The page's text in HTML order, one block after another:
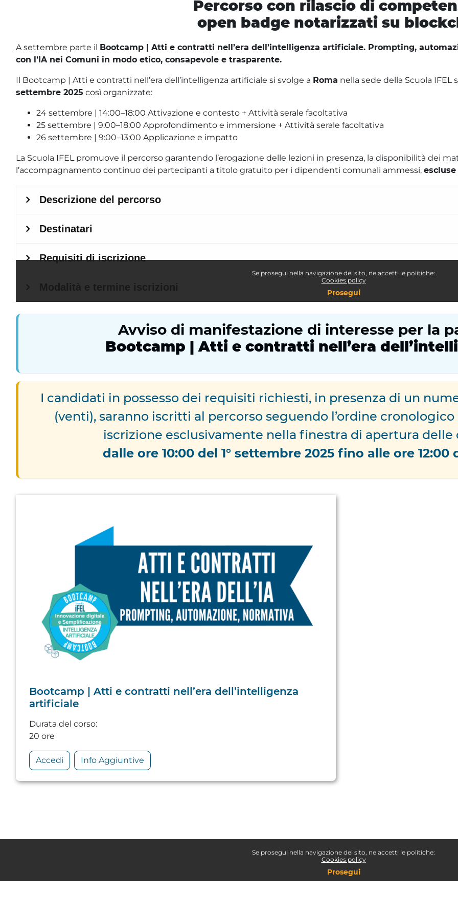
Se prosegui nella navigazione del sito, ne accetti le politiche:
Cookies policy
Prosegui
Percorso con rilascio di
open badge notarizzati su
A settembre parte il Bootcamp | Atti e contratti nell’era dell’intelligenza artificiale. Prompting,
con l’IA nei Comuni in modo etico, consapevole e trasparente.
Il Bootcamp | Atti e contratti nell’era dell’intelligenza artificiale si svolge a Roma nella sede della Scuola IFEL
settembre 2025 così organizzate:
24 settembre | 14:00–18:00 Attivazione e contesto + Attività serale facoltativa
25 settembre | 9:00–18:00 Approfondimento e immersione + Attività serale facoltativa
26 settembre | 9:00–13:00 Applicazione e impatto
La Scuola IFEL promuove il percorso garantendo l’erogazione delle lezioni in presenza, la disponibilità dei
l’accompagnamento continuo dei partecipanti a titolo gratuito per i dipendenti comunali ammessi,
Avviso di manifestazione di interesse per la
Bootcamp | Atti e contratti nell’era
I candidati in possesso dei requisiti richiesti, in presenza di un
(venti), saranno iscritti al percorso seguendo l’ordine
iscrizione esclusivamente nella finestra di apertura
dalle ore 10:00 del 1° settembre 2025 fino alle ore 12:00
Bootcamp | Atti e contratti nell’era dell’intelligenza
artificiale
Durata del corso:
20 ore
Accedi Info Aggiuntive